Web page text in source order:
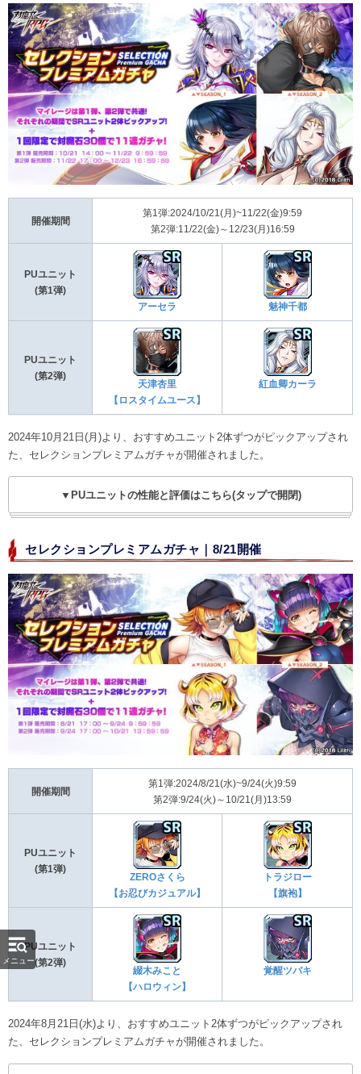
開催期間
第1弾:2024/10/21(月)~11/22(金)9:59
第2弾:11/22(金)～12/23(月)16:59
PUユニット
(第1弾)
アーセラ
魅神千都
PUユニット
(第2弾)
天津杏里
【ロスタイムユース】
紅血卿カーラ
2024年10月21日(月)より、おすすめユニット2体ずつがピックアップされ
た、セレクションプレミアムガチャが開催されました。
▼PUユニットの性能と評価はこちら(タップで開閉)
セレクションプレミアムガチャ｜8/21開催
開催期間
第1弾:2024/8/21(水)~9/24(火)9:59
第2弾:9/24(火)～10/21(月)13:59
PUユニット
(第1弾)
ZEROさくら
【お忍びカジュアル】
トラジロー
【旗袍】
PUユニット
(第2弾)
綴木みこと
【ハロウィン】
覚醒ツバキ
2024年8月21日(水)より、おすすめユニット2体ずつがピックアップされ
た、セレクションプレミアムガチャが開催されました。
メニュー